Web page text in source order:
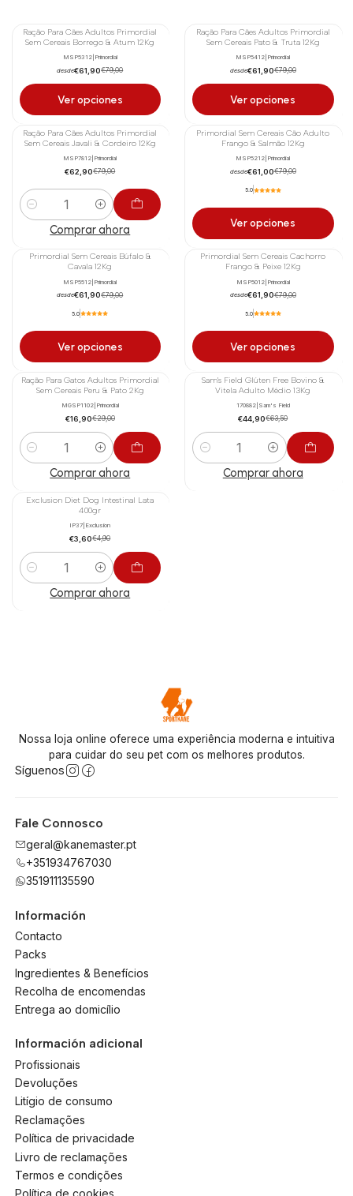
-22%
Ração Para Cães Adultos Primordial
Sem Cereais Borrego & Atum 12Kg
MSP5312| Primordial
desde€61,90€79,00
Ver opciones
-22%
Ração Para Cães Adultos Primordial
Sem Cereais Pato & Truta 12Kg
MSP5412 Primordial
desde€61,90€79,00
Ver opciones
-20%
Ração Para Cães Adultos Primordial
Sem Cereais Javali & Cordeiro 12Kg
MSP7812 Primordial
€62,90€79,00
Cantidad
Comprar ahora
Primordial Sem Cereais Cão Adulto
Frango & Salmão 12Kg
MSP5212 Primordial
desde€61,00€79,00
5.0
Ver opciones
Primordial Sem Cereais Búfalo &
Cavala 12Kg
MSP5512 Primordial
desde€61,90€79,00
5.0
Ver opciones
Primordial Sem Cereais Cachorro
Frango & Peixe 12Kg
MSP5012| Primordial
desde€61,90€79,00
5.0
Ver opciones
-42%
Ração Para Gatos Adultos Primordial
Sem Cereais Peru & Pato 2Kg
MGSP1102| Primordial
€16,90€29,00
Cantidad
Comprar ahora
-29%
Sam's Field Glúten Free Bovino &
Vitela Adulto Médio 13Kg
170882| Sam's Field
€44,90€63,50
Cantidad
Comprar ahora
Exclusion Diet Dog Intestinal Lata
400gr
IP37 Exclusion
€3,60€4,90
Cantidad
Comprar ahora
Nossa loja online oferece uma experiência moderna e intuitiva
para cuidar do seu pet com os melhores produtos.
Síguenos
Fale Connosco
geral@kanemaster.pt
+351934767030
351911135590
Información
Contacto
Packs
Ingredientes & Benefícios
Recolha de encomendas
Entrega ao domicílio
Información adicional
Profissionais
Devoluções
Litígio de consumo
Reclamações
Política de privacidade
Livro de reclamações
Termos e condições